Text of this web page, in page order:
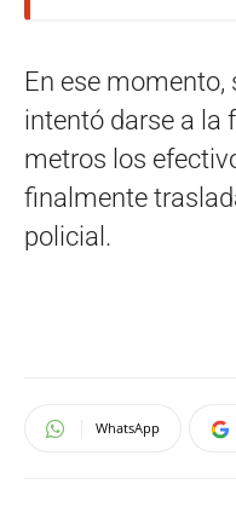
En ese
intentó darse a la
metros los
finalmente
policial.
WhatsApp